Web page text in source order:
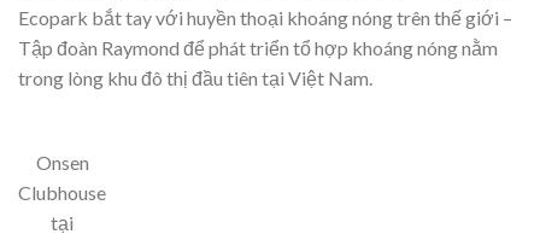
Ecopark bắt tay với huyền thoại khoáng nóng trên thế giới –
Tập đoàn Raymond để phát triển tổ hợp khoáng nóng nằm
trong lòng khu đô thị đầu tiên tại Việt Nam.
Onsen
Clubhouse
tại